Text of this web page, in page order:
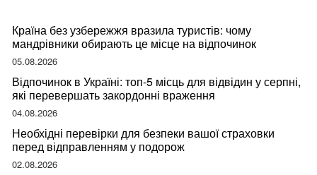
Країна без узбережжя вразила туристів: чому
мандрівники обирають це місце на відпочинок
05.08.2026
Відпочинок в Україні: топ-5 місць для відвідин у серпні,
які перевершать закордонні враження
04.08.2026
Необхідні перевірки для безпеки вашої страховки
перед відправленням у подорож
02.08.2026